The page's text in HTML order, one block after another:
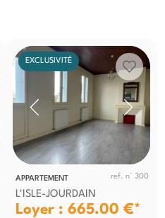
EXCLUSIVITÉ
APPARTEMENT ref. n° 300
L'ISLE-JOURDAIN
Loyer : 665.00 €*